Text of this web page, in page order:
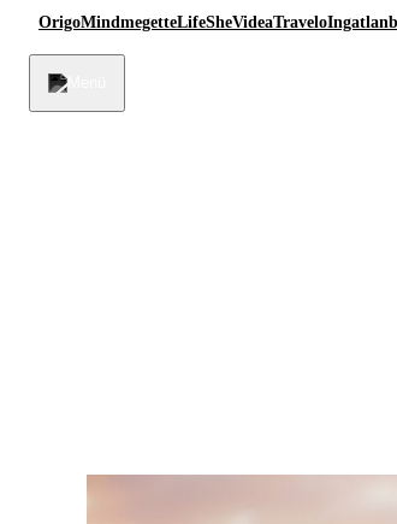
OrigoMindmegetteLifeSheVideaTravelo